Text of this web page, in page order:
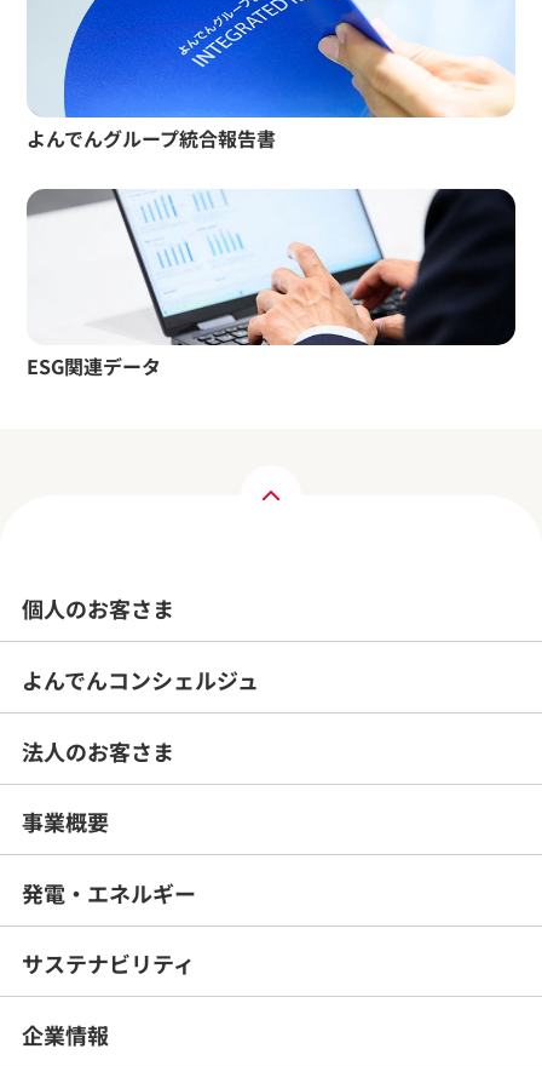
よんでんグループ統合報告書
ESG関連データ
個人のお客さま
よんでんコンシェルジュ
法人のお客さま
事業概要
発電・エネルギー
サステナビリティ
企業情報